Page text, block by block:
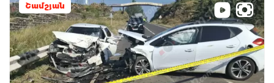
Շամշյան